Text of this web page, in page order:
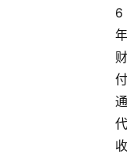
6
年
财
付
通
代
收